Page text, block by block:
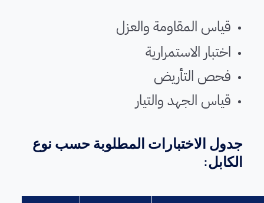
قياس المقاومة والعزل
اختبار الاستمرارية
فحص التأريض
قياس الجهد والتيار
جدول الاختبارات المطلوبة حسب نوع
الكابل: